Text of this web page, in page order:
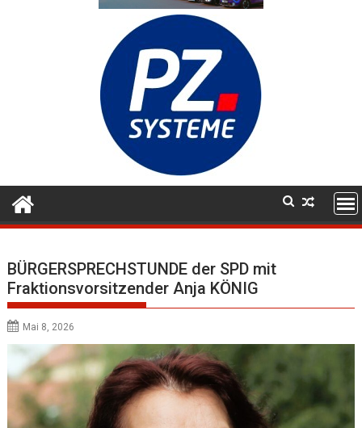
BÜRGERSPRECHSTUNDE der SPD mit
Fraktionsvorsitzender Anja KÖNIG
Mai 8, 2026